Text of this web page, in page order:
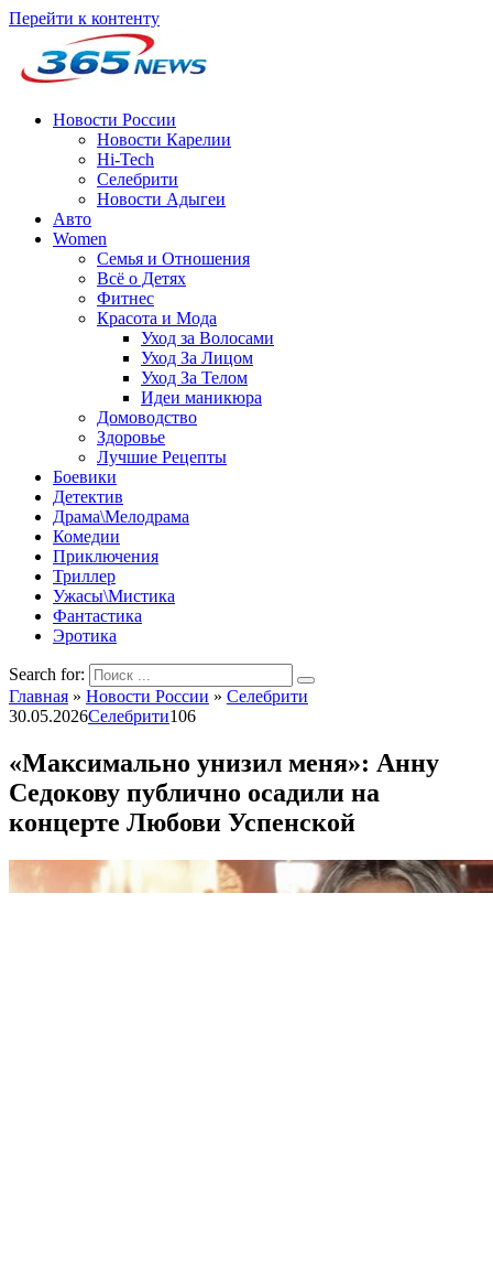
Перейти к контенту
Новости России
Новости Карелии
Hi-Tech
Селебрити
Новости Адыгеи
Авто
Women
Семья и Отношения
Всё о Детях
Фитнес
Красота и Мода
Уход за Волосами
Уход За Лицом
Уход За Телом
Идеи маникюра
Домоводство
Здоровье
Лучшие Рецепты
Боевики
Детектив
Драма\Мелодрама
Комедии
Приключения
Триллер
Ужасы\Мистика
Фантастика
Эротика
Search for:
Главная » Новости России » Селебрити
30.05.2026Селебрити106
«Максимально унизил меня»: Анну
Седокову публично осадили на
концерте Любови Успенской